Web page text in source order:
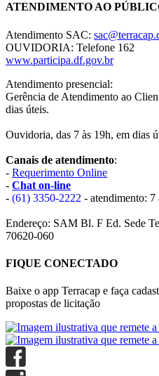
ATENDIMENTO AO
Atendimento SAC:
OUVIDORIA: Telefone 162
www.participa.df.gov.br
Atendimento presencial:
Gerência de Atendimento ao
dias úteis.
Ouvidoria, das 7 às 19h, em dias
Canais de atendimento:
- Requerimento Online
- Chat on-line
- (61) 3350-2222 - atendimento: 7
Endereço: SAM Bl. F Ed. Sede
70620-060
FIQUE CONECTADO
Baixe o app Terracap e faça
propostas de licitação